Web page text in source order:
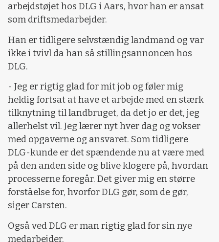
arbejdstøjet hos DLG i Aars, hvor han er ansat
som driftsmedarbejder.
Han er tidligere selvstændig landmand og var
ikke i tvivl da han så stillingsannoncen hos
DLG.
- Jeg er rigtig glad for mit job og føler mig
heldig fortsat at have et arbejde med en stærk
tilknytning til landbruget, da det jo er det, jeg
allerhelst vil. Jeg lærer nyt hver dag og vokser
med opgaverne og ansvaret. Som tidligere
DLG-kunde er det spændende nu at være med
på den anden side og blive klogere på, hvordan
processerne foregår. Det giver mig en større
forståelse for, hvorfor DLG gør, som de gør,
siger Carsten.
Også ved DLG er man rigtig glad for sin nye
medarbejder.